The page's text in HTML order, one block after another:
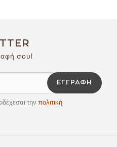
σου!
ΕΓΓΡΑΦΉ
την πολιτική